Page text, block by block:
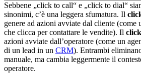
Sebbene „click to call“ e „click to dial“
sinonimi, c’è una leggera sfumatura. Il
genere ad azioni avviate dal cliente (come
che clicca per contattare le vendite). Il
azioni avviate dall’operatore (come un
di un lead in un CRM). Entrambi
manuale, ma cambia leggermente il
operatore.